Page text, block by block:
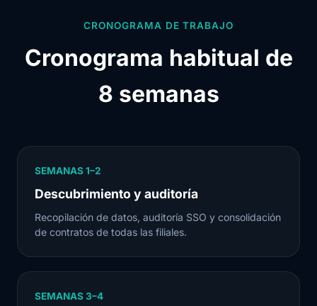
CRONOGRAMA DE TRABAJO
Cronograma habitual de
8 semanas
SEMANAS 1–2
Descubrimiento y auditoría
Recopilación de datos, auditoría SSO y consolidación
de contratos de todas las filiales.
SEMANAS 3–4